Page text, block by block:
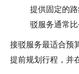
提供固定的
驳服务通常比
接驳服务最适合预
提前规划行程，并